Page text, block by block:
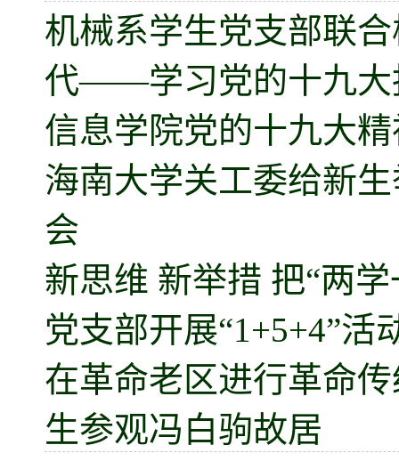
机械系学生党支部联
代——学习党的十九大
信息学院党的十九大
海南大学关工委给新
会
新思维 新举措 把“两
党支部开展“1+5+4”活
在革命老区进行革命
生参观冯白驹故居